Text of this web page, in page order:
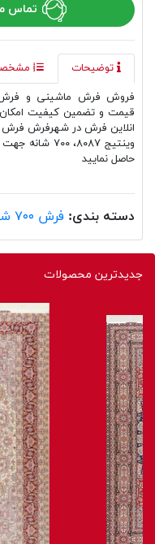
تماس
توضیحات
فروش فرش ماشینی و فرش
قیمت و تضمین کیفیت
انلاین فرش در شهرفرش
حاصل نمایید
دسته بندی: فرش ۷۰۰ شانه
جدیدترین محصولات